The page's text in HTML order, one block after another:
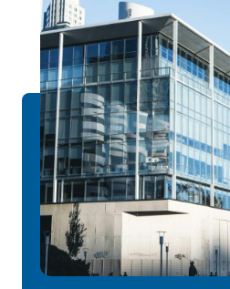
Let´s Travel